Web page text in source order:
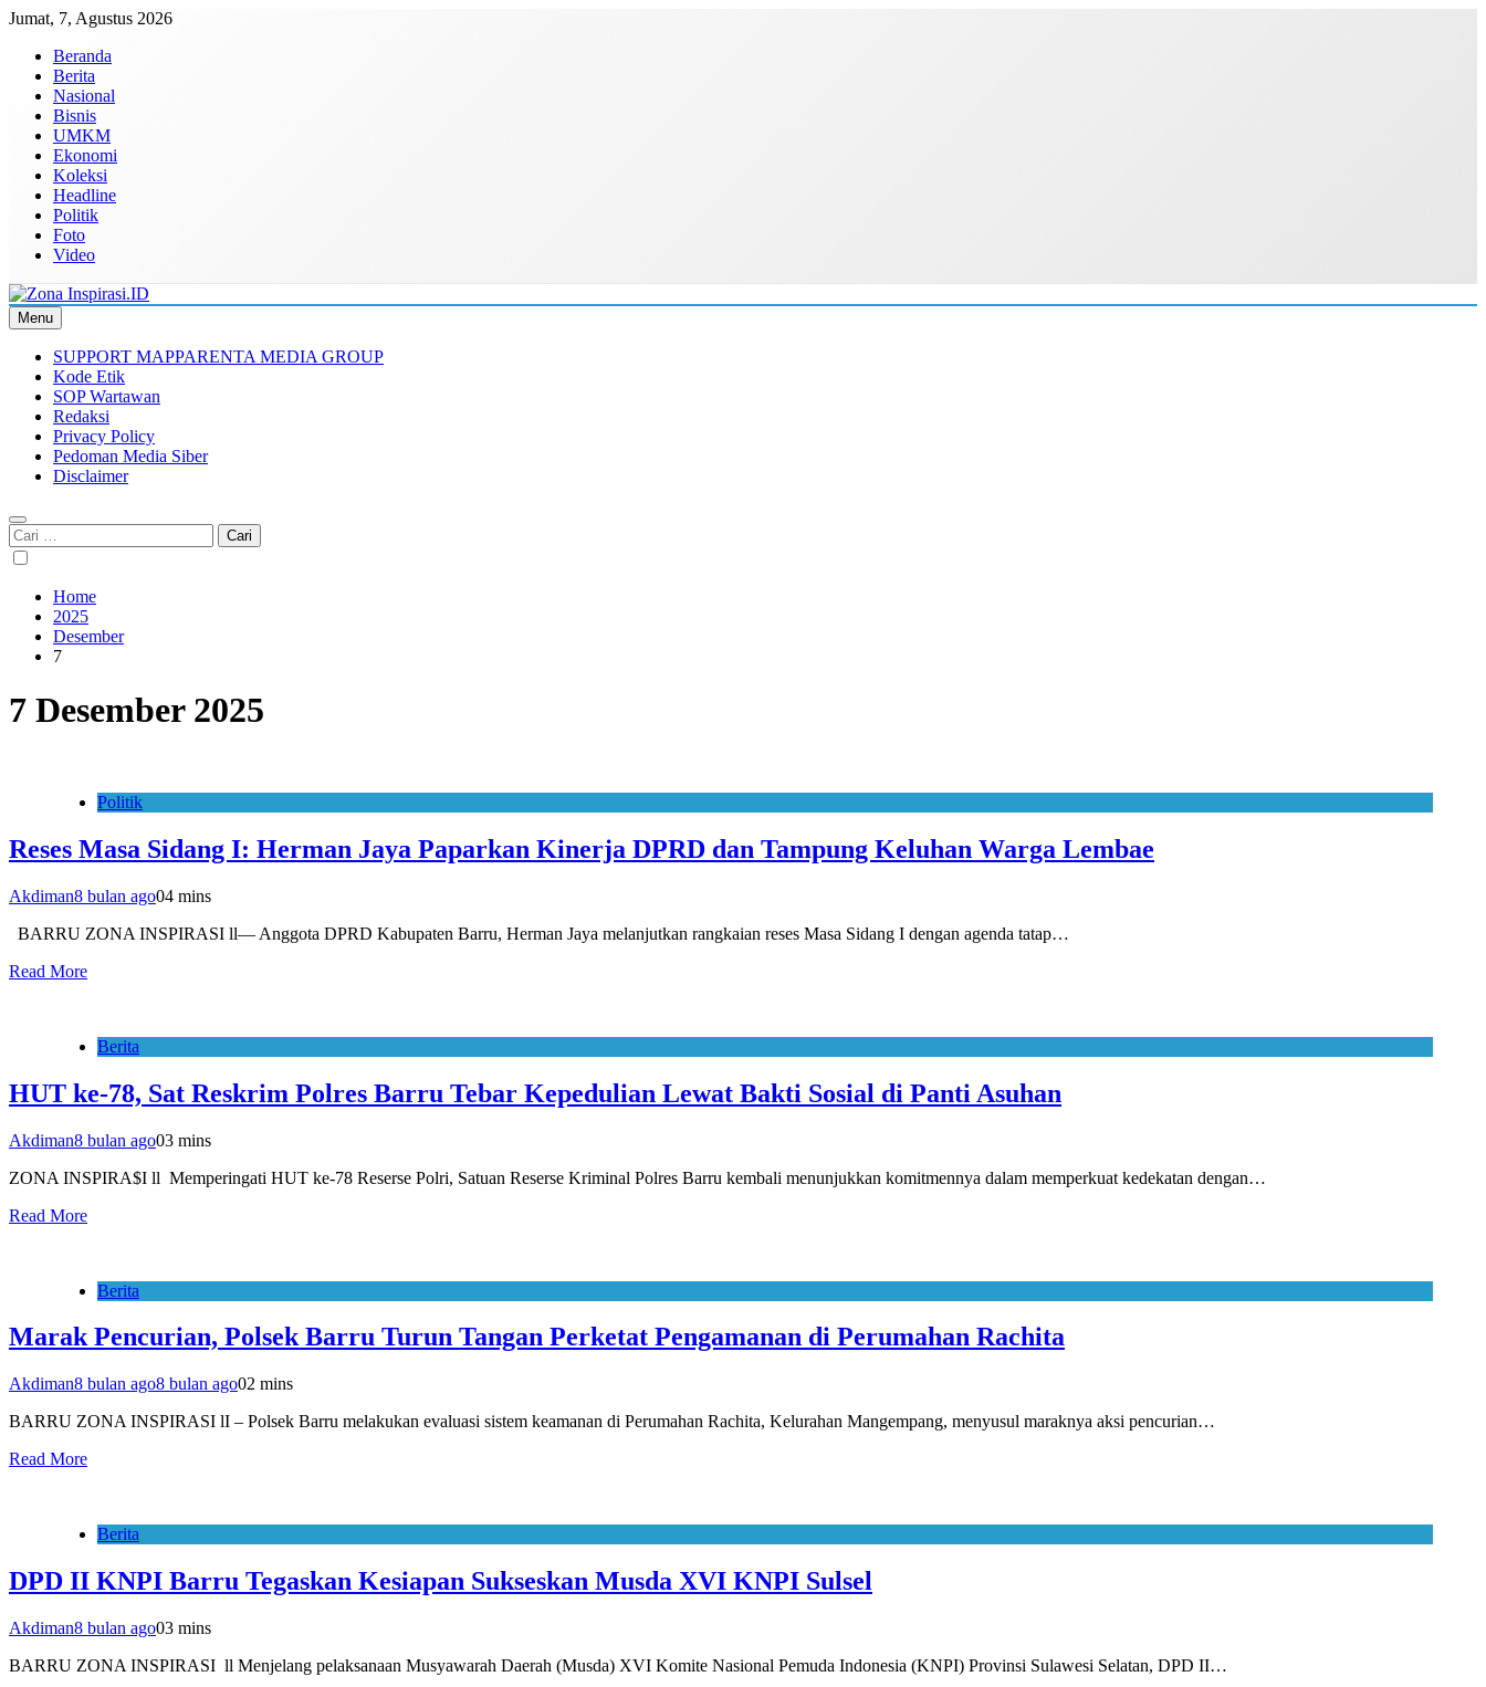
Skip
content
Jumat, 7, Agustus 2026
Beranda
Berita
Nasional
Bisnis
UMKM
Ekonomi
Koleksi
Headline
Politik
Foto
Video
Zona Inspirasi.ID
Bersama Membangun Semangat Baru
Menu
SUPPORT MAPPARENTA MEDIA GROUP
Kode Etik
SOP Wartawan
Redaksi
Privacy Policy
Pedoman Media Siber
Disclaimer
Cari
untuk:
Home
2025
Desember
7
7 Desember 2025
Politik
Reses Masa Sidang I: Herman Jaya Paparkan Kinerja DPRD dan Tampung Keluhan Warga Lembae
Akdiman8 bulan ago04 mins
BARRU ZONA INSPIRASI ll— Anggota DPRD Kabupaten Barru, Herman Jaya melanjutkan rangkaian reses Masa Sidang I dengan agenda tatap…
Read More
Berita
HUT ke-78, Sat Reskrim Polres Barru Tebar Kepedulian Lewat Bakti Sosial di Panti Asuhan
Akdiman8 bulan ago03 mins
ZONA INSPIRA$I ll Memperingati HUT ke-78 Reserse Polri, Satuan Reserse Kriminal Polres Barru kembali menunjukkan komitmennya dalam memperkuat kedekatan dengan…
Read More
Berita
Marak Pencurian, Polsek Barru Turun Tangan Perketat Pengamanan di Perumahan Rachita
Akdiman8 bulan ago8 bulan ago02 mins
BARRU ZONA INSPIRASI lI – Polsek Barru melakukan evaluasi sistem keamanan di Perumahan Rachita, Kelurahan Mangempang, menyusul maraknya aksi pencurian…
Read More
Berita
DPD II KNPI Barru Tegaskan Kesiapan Sukseskan Musda XVI KNPI Sulsel
Akdiman8 bulan ago03 mins
BARRU ZONA INSPIRASI ll Menjelang pelaksanaan Musyawarah Daerah (Musda) XVI Komite Nasional Pemuda Indonesia (KNPI) Provinsi Sulawesi Selatan, DPD II…